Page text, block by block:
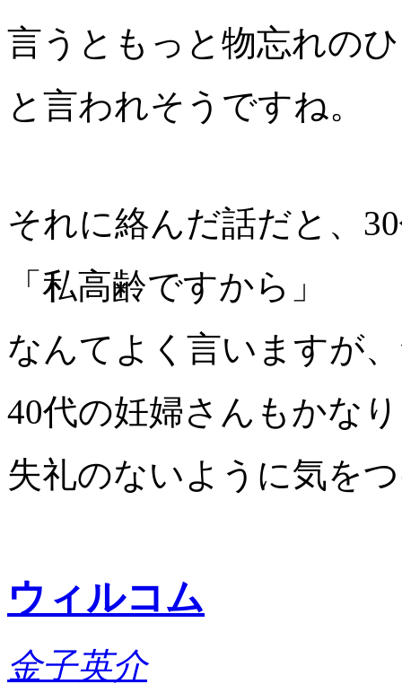
言うともっと物忘れの
と言われそうですね。
それに絡んだ話だと、
「私高齢ですから」
なんてよく言いますが
40代の妊婦さんもかな
失礼のないように気を
ウィルコム
金子英介